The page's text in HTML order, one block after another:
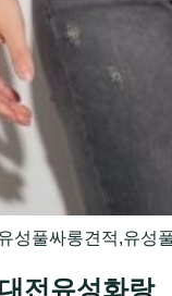
성풀싸롱견적,유성
전유성화랑